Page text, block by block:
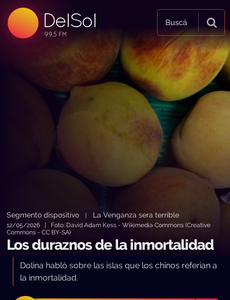
DelSol
99.5 FM
99.5 FM
99.5 FM
Buscá
Segmento dispositivo La Venganza sera terrible
12/05/2026 | Foto: David Adam Kess - Wikimedia Commons (Creative
Commons - CC BY-SA)
Los duraznos de la inmortalidad
Dolina habló sobre las islas que los chinos referían a
la inmortalidad.